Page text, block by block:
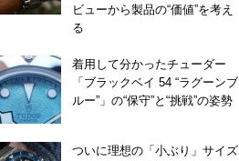
ビューから製品の“価値”を考え
る
着用して分かったチューダー
「ブラックベイ 54 “ラグーンブ
ルー”」の“保守”と“挑戦”の姿勢
ついに理想の「小ぶり」サイズ